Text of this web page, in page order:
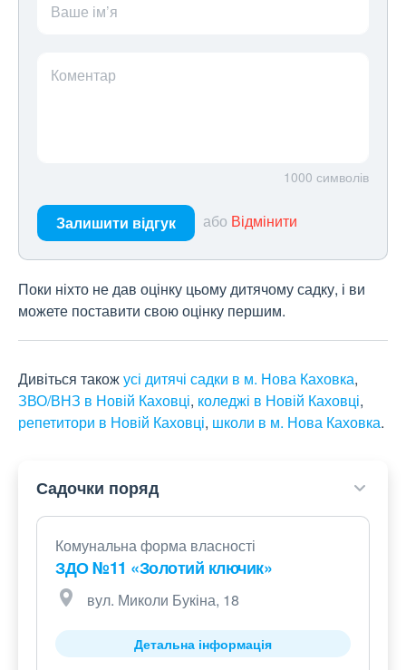
Ваше ім’я
Коментар
1000 символів
Залишити відгук або Відмінити
Поки ніхто не дав оцінку цьому дитячому садку, і ви
можете поставити свою оцінку першим.
Дивіться такожусі дитячі садки в м. Нова Каховка,
ЗВО/ВНЗ в Новій Каховці, коледжі в Новій Каховці,
репетитори в Новій Каховці, школи в м. Нова Каховка.
Садочки поряд
Комунальна форма власності
ЗДО №11 «Золотий ключик»
вул. Миколи Букіна, 18
Детальна інформація